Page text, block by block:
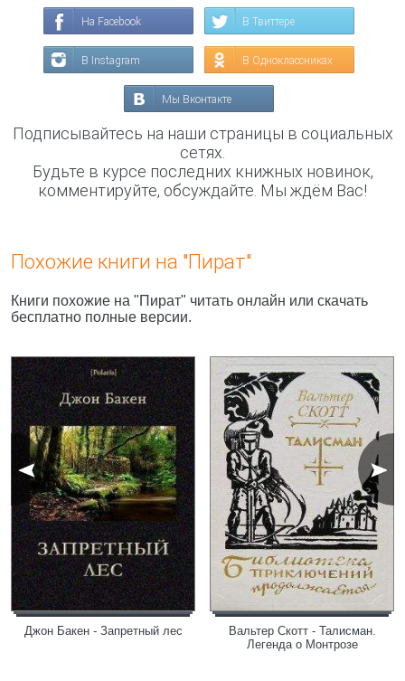
На Facebook В Твиттере
В Instagram В Одноклассниках
Мы Вконтакте
Подписывайтесь на наши страницы в социальных
сетях.
Будьте в курсе последних книжных новинок,
комментируйте, обсуждайте. Мы ждём Вас!
Похожие книги на "Пират"
Книги похожие на "Пират" читать онлайн или скачать
бесплатно полные версии.
Джон Бакен - Запретный лес
Вальтер Скотт - Талисман.
Легенда о Монтрозе